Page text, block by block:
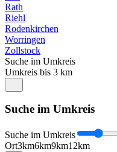
Rath
Riehl
Rodenkirchen
Worringen
Zollstock
Suche im Umkreis
Umkreis bis 3 km
Suche im Umkreis
Suche im Umkreis
Ort3km6km9km12km